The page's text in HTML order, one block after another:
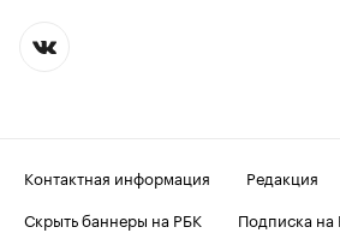
Контактная информация
Редакция
Скрыть баннеры на РБК
Подписка на